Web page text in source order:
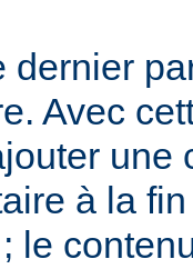
dernier
Avec
une
à la
le